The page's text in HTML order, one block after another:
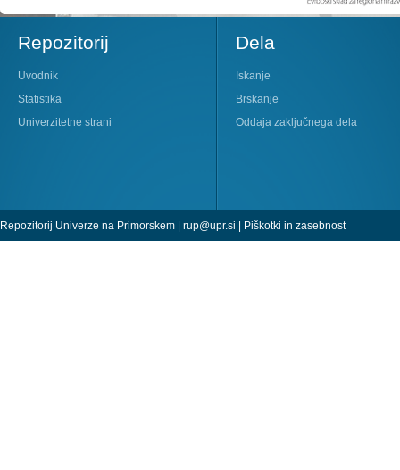
Repozitorij
Uvodnik
Statistika
Univerzitetne strani
Dela
Iskanje
Brskanje
Oddaja zaključnega dela
Repozitorij Univerze na Primorskem | rup@upr.si | Piškotki in zasebnost